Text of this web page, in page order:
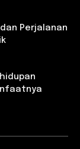
Perjalanan